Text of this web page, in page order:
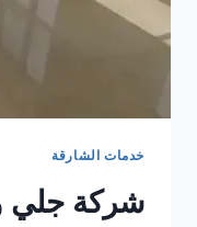
خدمات الشارقة
شركة جلي